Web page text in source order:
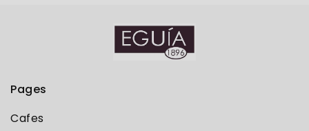
Pages
Cafes